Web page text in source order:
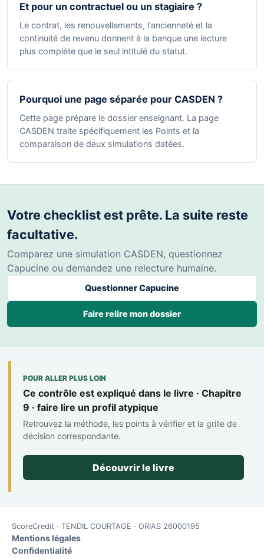
Et pour un contractuel ou un stagiaire ?
Le contrat, les renouvellements, l'ancienneté et la
continuité de revenu donnent à la banque une lecture
plus complète que le seul intitulé du statut.
Pourquoi une page séparée pour CASDEN ?
Cette page prépare le dossier enseignant. La page
CASDEN traite spécifiquement les Points et la
comparaison de deux simulations datées.
Votre checklist est prête. La suite reste
facultative.
Comparez une simulation CASDEN, questionnez
Capucine ou demandez une relecture humaine.
Questionner Capucine
Faire relire mon dossier
POUR ALLER PLUS LOIN
Ce contrôle est expliqué dans le livre · Chapitre
9 · faire lire un profil atypique
Retrouvez la méthode, les points à vérifier et la grille de
décision correspondante.
Découvrir le livre
ScoreCredit · TENDIL COURTAGE · ORIAS 26000195
Mentions légales
Confidentialité